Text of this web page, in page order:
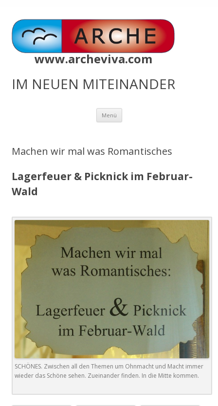
www.archeviva.com
IM NEUEN MITEINANDER
Menü Zum
springen
Machen wir mal was Romantisches
Lagerfeuer & Picknick im Februar-
Wald
SCHÖNES. Zwischen all den Themen um Ohnmacht und Macht immer
wieder das Schöne sehen. Zueinander finden. In die Mitte kommen.